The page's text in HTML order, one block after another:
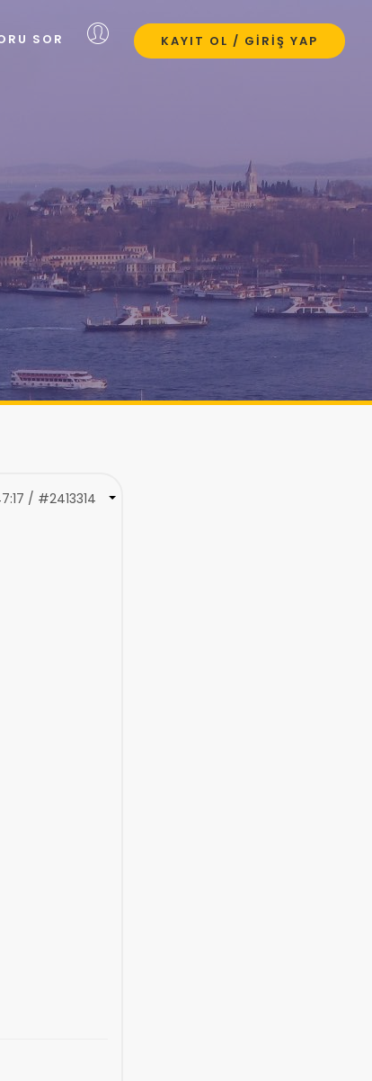
/ #2413314
KAYIT OL / GIRIŞ YAP
SOR